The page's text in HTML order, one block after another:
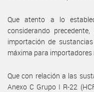
Que atento a lo
considerando
importación de
máxima para importadores
Que con relación a las
Anexo C Grupo I R-22